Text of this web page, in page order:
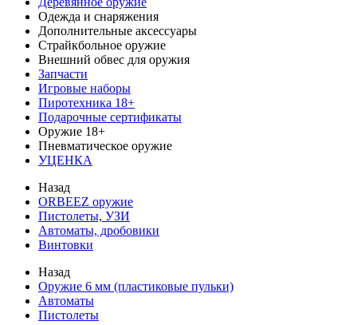
Одежда и снаряжения
Дополнительные аксессуары
Страйкбольное оружие
Внешний обвес для оружия
Запчасти
Игровые наборы
Пиротехника 18+
Подарочные сертификаты
Оружие 18+
Пневматическое оружие
УЦЕНКА
Назад
ORBEEZ оружие
Пистолеты, УЗИ
Автоматы, дробовики
Винтовки
Назад
Оружие 6 мм (пластиковые пульки)
Автоматы
Пистолеты